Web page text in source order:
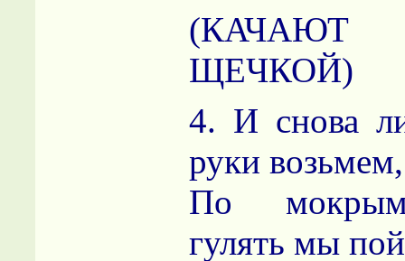
ЩЕЧКОЙ)
4. И снова
руки
По
гулять мы